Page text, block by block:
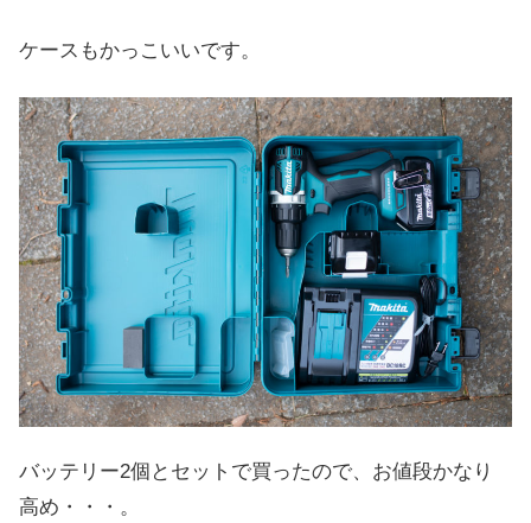
ケースもかっこいいです。
バッテリー2個とセットで買ったので、お値段かなり
高め・・・。